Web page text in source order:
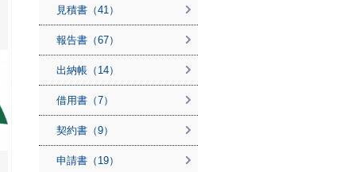
見積書（41）
報告書（67）
出納帳（14）
借用書（7）
契約書（9）
申請書（19）